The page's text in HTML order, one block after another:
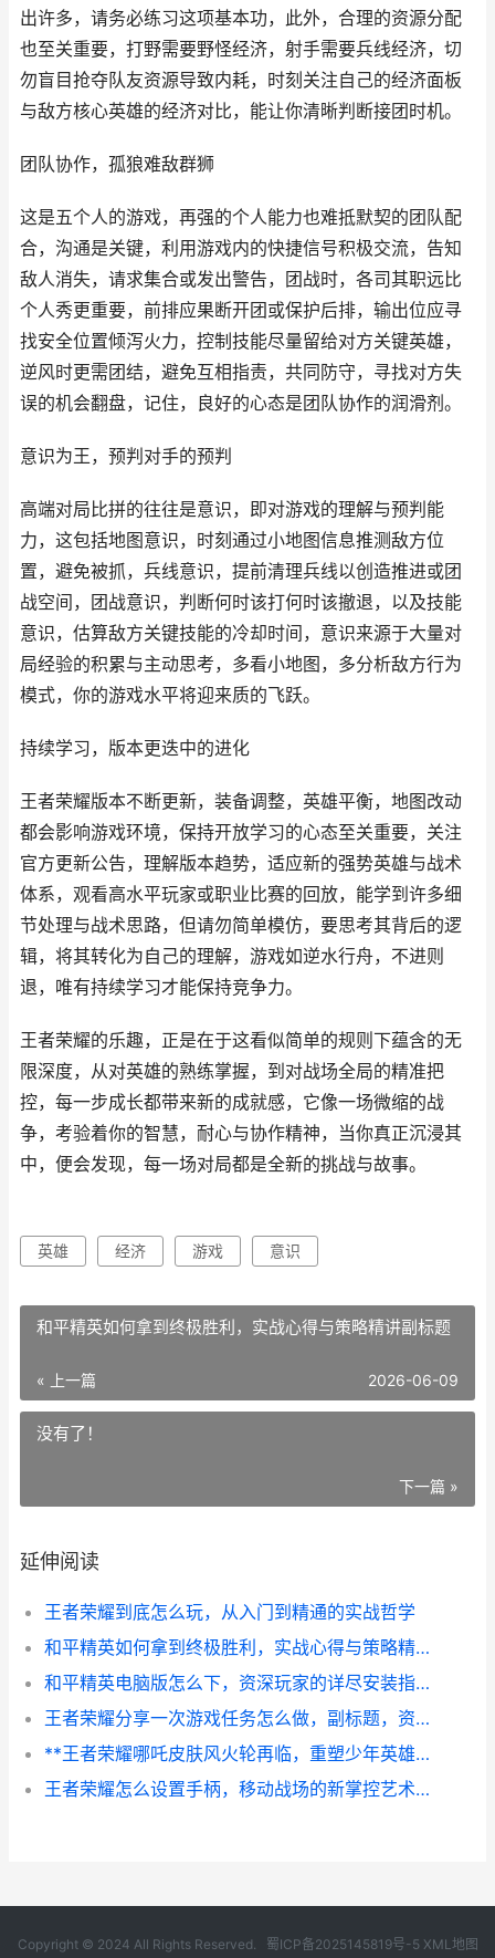
出许多，请务必练习这项基本功，此外，合理的资源分配
也至关重要，打野需要野怪经济，射手需要兵线经济，切
勿盲目抢夺队友资源导致内耗，时刻关注自己的经济面板
与敌方核心英雄的经济对比，能让你清晰判断接团时机。
团队协作，孤狼难敌群狮
这是五个人的游戏，再强的个人能力也难抵默契的团队配
合，沟通是关键，利用游戏内的快捷信号积极交流，告知
敌人消失，请求集合或发出警告，团战时，各司其职远比
个人秀更重要，前排应果断开团或保护后排，输出位应寻
找安全位置倾泻火力，控制技能尽量留给对方关键英雄，
逆风时更需团结，避免互相指责，共同防守，寻找对方失
误的机会翻盘，记住，良好的心态是团队协作的润滑剂。
意识为王，预判对手的预判
高端对局比拼的往往是意识，即对游戏的理解与预判能
力，这包括地图意识，时刻通过小地图信息推测敌方位
置，避免被抓，兵线意识，提前清理兵线以创造推进或团
战空间，团战意识，判断何时该打何时该撤退，以及技能
意识，估算敌方关键技能的冷却时间，意识来源于大量对
局经验的积累与主动思考，多看小地图，多分析敌方行为
模式，你的游戏水平将迎来质的飞跃。
持续学习，版本更迭中的进化
王者荣耀版本不断更新，装备调整，英雄平衡，地图改动
都会影响游戏环境，保持开放学习的心态至关重要，关注
官方更新公告，理解版本趋势，适应新的强势英雄与战术
体系，观看高水平玩家或职业比赛的回放，能学到许多细
节处理与战术思路，但请勿简单模仿，要思考其背后的逻
辑，将其转化为自己的理解，游戏如逆水行舟，不进则
退，唯有持续学习才能保持竞争力。
王者荣耀的乐趣，正是在于这看似简单的规则下蕴含的无
限深度，从对英雄的熟练掌握，到对战场全局的精准把
控，每一步成长都带来新的成就感，它像一场微缩的战
争，考验着你的智慧，耐心与协作精神，当你真正沉浸其
中，便会发现，每一场对局都是全新的挑战与故事。
英雄 经济 游戏 意识
和平精英如何拿到终极胜利，实战心得与策略精讲副标题
« 上一篇 2026-06-09
没有了！
下一篇 »
延伸阅读
王者荣耀到底怎么玩，从入门到精通的实战哲学
和平精英如何拿到终极胜利，实战心得与策略精讲副标题
和平精英电脑版怎么下，资深玩家的详尽安装指南，副标题，从下载到畅玩的完整攻略
王者荣耀分享一次游戏任务怎么做，副标题，资深玩家的实战心得与策略拆解
**王者荣耀哪吒皮肤风火轮再临，重塑少年英雄的视觉史诗**
王者荣耀怎么设置手柄，移动战场的新掌控艺术，副标题，从键位映射到实战进阶的完整指南
Copyright © 2024 All Rights Reserved. 蜀ICP备2025145819号-5 XML地图